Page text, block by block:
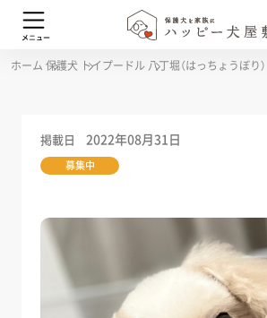
ホーム 保護犬 トイプードル 八丁堀（はっちょうぼり）
掲載日 2022年08月31日
募集中